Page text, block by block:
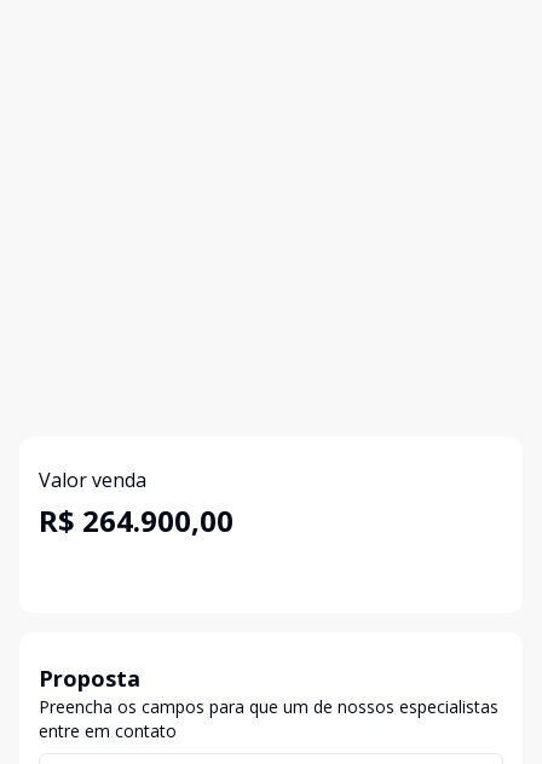
Valor venda
R$ 264.900,00
Proposta
Preencha os campos para que um de nossos especialistas
entre em contato